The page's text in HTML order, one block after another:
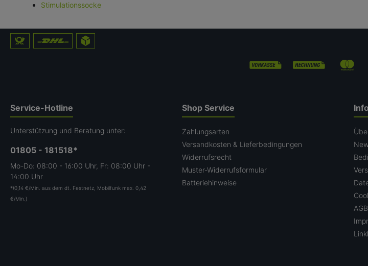
Stimulationssocke
Service-Hotline
Unterstützung und Beratung unter:
01805 - 181518*
Mo-Do: 08:00 - 16:00 Uhr, Fr: 08:00 Uhr -
14:00 Uhr
*(0,14 €/Min. aus dem dt. Festnetz, Mobilfunk max. 0,42
€/Min.)
Shop Service
Zahlungsarten
Versandkosten & Lieferbedingungen
Widerrufsrecht
Muster-Widerrufsformular
Batteriehinweise
AGB